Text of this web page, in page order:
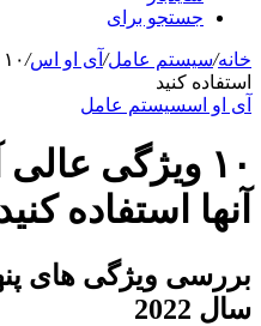
جستجو برای
خانه/سیستم عامل/ آی او اس/
استفاده کنید
آی او اسسیستم عامل
۱۰ ویژگی
آنها استفاده
سال 2022